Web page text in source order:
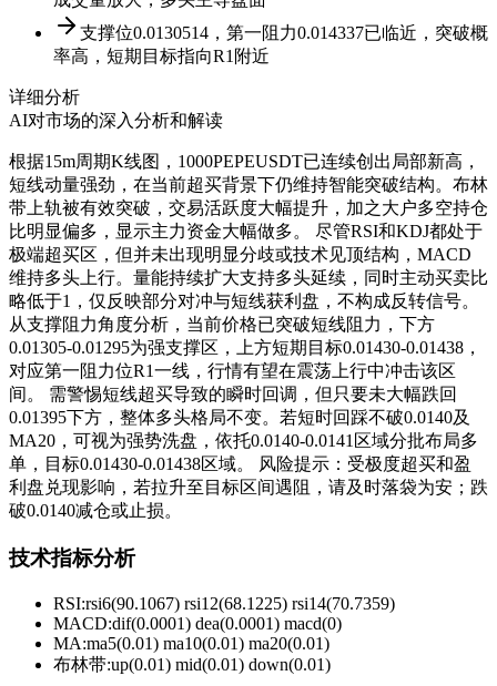
支撑位0.0130514，第一阻力0.014337已临近，突破概
率高，短期目标指向R1附近
详细分析
AI对市场的深入分析和解读
根据15m周期K线图，1000PEPEUSDT已连续创出局部新高，
短线动量强劲，在当前超买背景下仍维持智能突破结构。布林
带上轨被有效突破，交易活跃度大幅提升，加之大户多空持仓
比明显偏多，显示主力资金大幅做多。 尽管RSI和KDJ都处于
极端超买区，但并未出现明显分歧或技术见顶结构，MACD
维持多头上行。量能持续扩大支持多头延续，同时主动买卖比
略低于1，仅反映部分对冲与短线获利盘，不构成反转信号。
从支撑阻力角度分析，当前价格已突破短线阻力，下方
0.01305-0.01295为强支撑区，上方短期目标0.01430-0.01438，
对应第一阻力位R1一线，行情有望在震荡上行中冲击该区
间。 需警惕短线超买导致的瞬时回调，但只要未大幅跌回
0.01395下方，整体多头格局不变。若短时回踩不破0.0140及
MA20，可视为强势洗盘，依托0.0140-0.0141区域分批布局多
单，目标0.01430-0.01438区域。 风险提示：受极度超买和盈
利盘兑现影响，若拉升至目标区间遇阻，请及时落袋为安；跌
破0.0140减仓或止损。
技术指标分析
RSI:rsi6(90.1067) rsi12(68.1225) rsi14(70.7359)
MACD:dif(0.0001) dea(0.0001) macd(0)
MA:ma5(0.01) ma10(0.01) ma20(0.01)
布林带:up(0.01) mid(0.01) down(0.01)